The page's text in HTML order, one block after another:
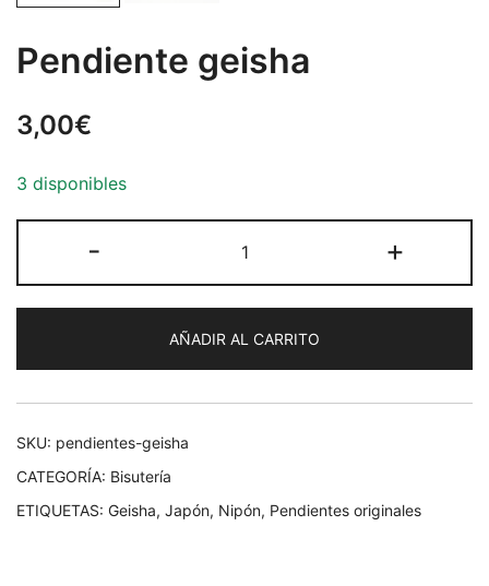
Pendiente geisha
3,00€
3 disponibles
-
geisha
cantidad
+
AÑADIR AL CARRITO
SKU: pendientes-geisha
CATEGORÍA: Bisutería
ETIQUETAS: Geisha, Japón, Nipón, Pendientes originales